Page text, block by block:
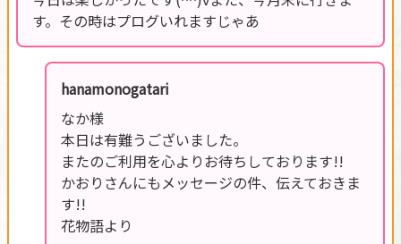
す。その時はプログいれますじゃあ
hanamonogatari
なか様
本日は有難うございました。
またのご利用を心よりお待ちしております!!
かおりさんにもメッセージの件、伝えておきま
す!!
花物語より